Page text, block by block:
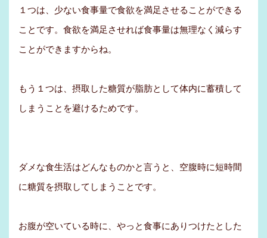
１つは、少ない食事量で食欲を満足させることができる
ことです。食欲を満足させれば食事量は無理なく減らす
ことができますからね。
もう１つは、摂取した糖質が脂肪として体内に蓄積して
しまうことを避けるためです。
ダメな食生活はどんなものかと言うと、空腹時に短時間
に糖質を摂取してしまうことです。
お腹が空いている時に、やっと食事にありつけたとした